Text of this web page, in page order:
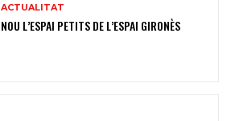
ACTUALITAT
NOU L’ESPAI PETITS DE L’ESPAI GIRONÈS